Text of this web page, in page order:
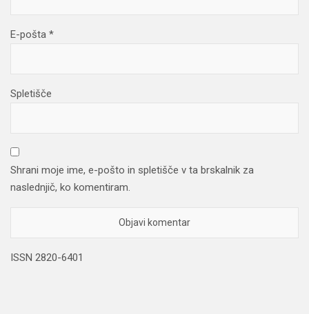
E-pošta *
Spletišče
Shrani moje ime, e-pošto in spletišče v ta brskalnik za
naslednjič, ko komentiram.
ISSN 2820-6401